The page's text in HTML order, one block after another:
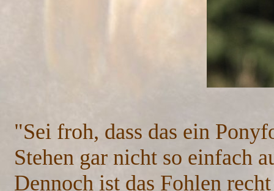
"Sei froh, dass das ein
Stehen gar nicht so einfach
Dennoch ist das Fohlen